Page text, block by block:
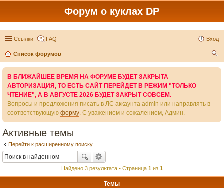
Форум о куклах DP
Ссылки FAQ Вход
Список форумов
В БЛИЖАЙШЕЕ ВРЕМЯ НА ФОРУМЕ БУДЕТ ЗАКРЫТА
АВТОРИЗАЦИЯ, ТО ЕСТЬ САЙТ ПЕРЕЙДЕТ В РЕЖИМ "ТОЛЬКО
ЧТЕНИЕ", А В АВГУСТЕ 2026 БУДЕТ ЗАКРЫТ СОВСЕМ.
Вопросы и предложения писать в ЛС аккаунта admin или направлять в
соответствующую форму. С уважением и сожалением, Админ.
Активные темы
Перейти к расширенному поиску
Найдено 3 результата • Страница 1 из 1
Темы